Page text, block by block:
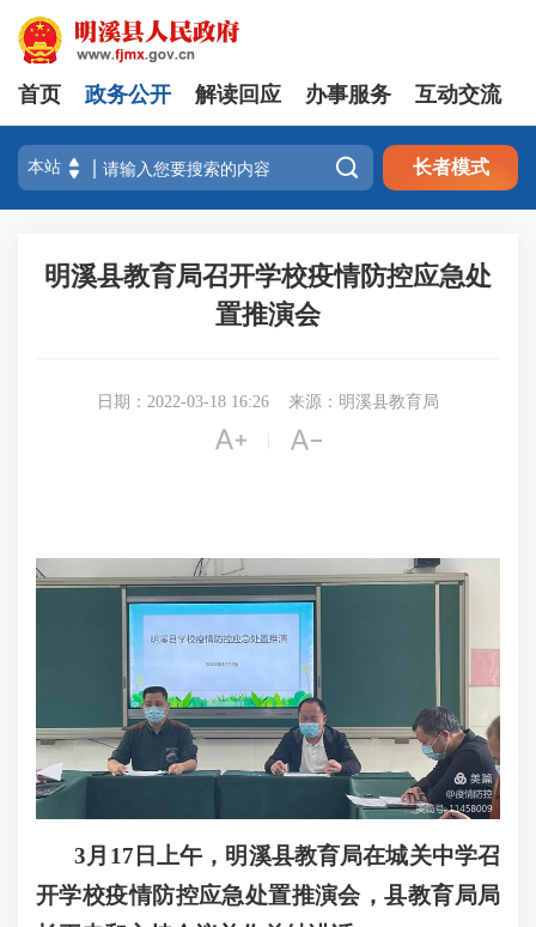
首页 政务公开 解读回应 办事服务 互动交流
 长者模式
明溪县教育局召开学校疫情防控应急处
置推演会
日期：2022-03-18 16:26 来源：明溪县教育局
 
3月17日上午，明溪县教育局在城关中学召
开学校疫情防控应急处置推演会，县教育局局